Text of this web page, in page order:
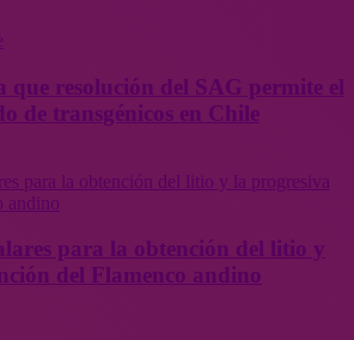
resolución del SAG permite el
de transgénicos en Chile
para la obtención del litio y
del Flamenco andino